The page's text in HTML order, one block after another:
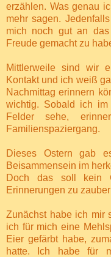
erzählen. Was genau
mehr sagen.
mich noch gut an
Freude gemacht zu
Mittlerweile sind wir
Kontakt und ich weiß
Nachmittag erinnern
wichtig. Sobald ich
Felder sehe,
Familienspaziergang.
Dieses Ostern gab
Beisammensein im
Doch das soll kein
Erinnerungen zu
Zunächst habe ich mir
ich für mich eine
Eier gefärbt habe,
hatte. Ich habe für